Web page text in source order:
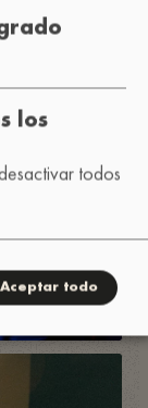
los
todos
Aceptar todo